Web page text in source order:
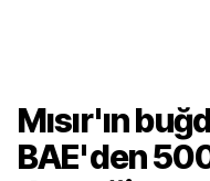
Mısır'ın
BAE'den